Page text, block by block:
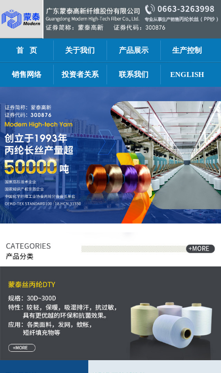
首 页 关于我们 产品展示 生产控制
销售网络 投资者关系 联系我们 ENGLISH